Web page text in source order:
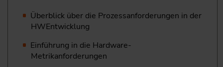
Überblick über die Prozessanforderungen in der
HWEntwicklung
Einführung in die Hardware-
Metrikanforderungen